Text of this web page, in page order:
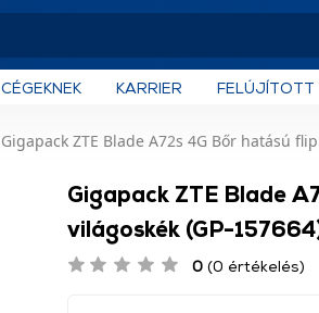
CÉGEKNEK KARRIER FELÚJÍTOTT
Gigapack ZTE Blade A72s 4G Bőr hatású
Gigapack ZTE Blade
világoskék (GP-
0 (0 értékelés)